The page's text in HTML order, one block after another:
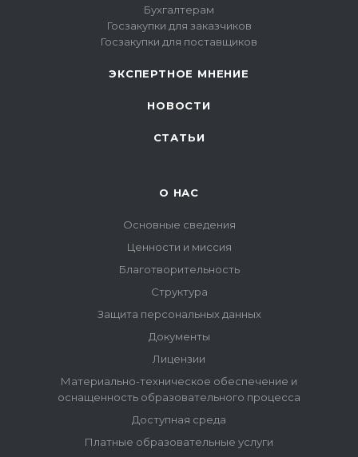
Бухгалтерам
Госзакупки для заказчиков
Госзакупки для поставщиков
ЭКСПЕРТНОЕ МНЕНИЕ
НОВОСТИ
СТАТЬИ
О НАС
Основные сведения
Ценности и миссия
Благотворительность
Структура
Защита персональных данных
Документы
Лицензии
Материально-техническое обеспечение и
оснащенность образовательного процесса
Доступная среда
Платные образовательные услуги